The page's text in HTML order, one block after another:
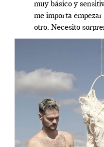
muy básico y
me importa
otro. Necesito